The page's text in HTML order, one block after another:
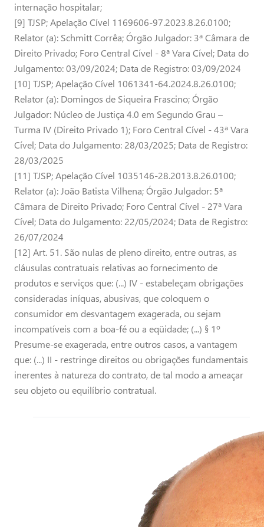
internação hospitalar;
[9] TJSP; Apelação Cível 1169606-97.2023.8.26.0100;
Relator (a): Schmitt Corrêa; Órgão Julgador: 3ª Câmara de
Direito Privado; Foro Central Cível - 8ª Vara Cível; Data do
Julgamento: 03/09/2024; Data de Registro: 03/09/2024
[10] TJSP; Apelação Cível 1061341-64.2024.8.26.0100;
Relator (a): Domingos de Siqueira Frascino; Órgão
Julgador: Núcleo de Justiça 4.0 em Segundo Grau –
Turma IV (Direito Privado 1); Foro Central Cível - 43ª Vara
Cível; Data do Julgamento: 28/03/2025; Data de Registro:
28/03/2025
[11] TJSP; Apelação Cível 1035146-28.2013.8.26.0100;
Relator (a): João Batista Vilhena; Órgão Julgador: 5ª
Câmara de Direito Privado; Foro Central Cível - 27ª Vara
Cível; Data do Julgamento: 22/05/2024; Data de Registro:
26/07/2024
[12] Art. 51. São nulas de pleno direito, entre outras, as
cláusulas contratuais relativas ao fornecimento de
produtos e serviços que: (...) IV - estabeleçam obrigações
consideradas iníquas, abusivas, que coloquem o
consumidor em desvantagem exagerada, ou sejam
incompatíveis com a boa-fé ou a eqüidade; (...) § 1º
Presume-se exagerada, entre outros casos, a vantagem
que: (...) II - restringe direitos ou obrigações fundamentais
inerentes à natureza do contrato, de tal modo a ameaçar
seu objeto ou equilíbrio contratual.